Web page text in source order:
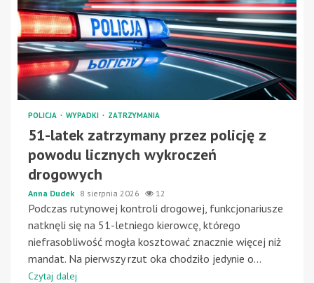
POLICJA WYPADKI ZATRZYMANIA
51-latek zatrzymany przez policję z
powodu licznych wykroczeń
drogowych
Anna Dudek 8 sierpnia 2026 12
Podczas rutynowej kontroli drogowej, funkcjonariusze
natknęli się na 51-letniego kierowcę, którego
niefrasobliwość mogła kosztować znacznie więcej niż
mandat. Na pierwszy rzut oka chodziło jedynie o...
Czytaj dalej